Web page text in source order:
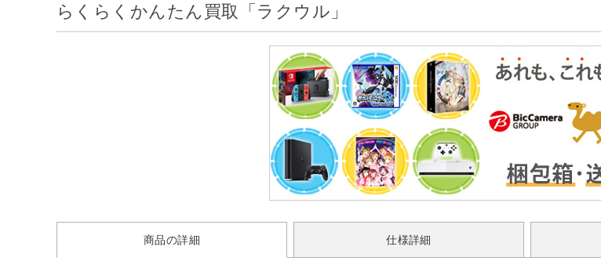
らくらくかんたん買取「ラクウル」
商品の詳細 仕様詳細